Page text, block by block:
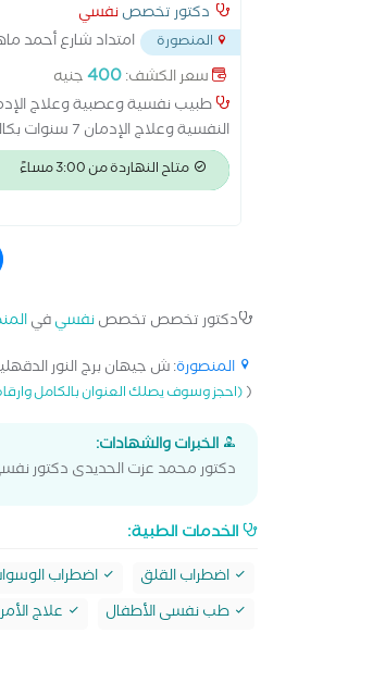
دكتور تخصصنفسي
المنصورة امتداد شارع أحمد
سعر الكشف:400جنيه
طبيب نفسية وعصبية وعلاج
النفسية وعلاج الإدمان 7 سنوات بكالوريوس الطب والجراحة جامعة المنصورة
متاح النهاردة من 3:00 مساءً
دكتور تخصص تخصصنفسيفي
المنصورة: ش جيهان برج النور
((احجز وسوف يصلك العنوان بالكامل
الخبرات والشهادات:
دكتور محمد عزت الحديدى دكتور
الخدمات الطبية:
اضطراب القلق اضطراب
طب نفسى الأطفال
علاج